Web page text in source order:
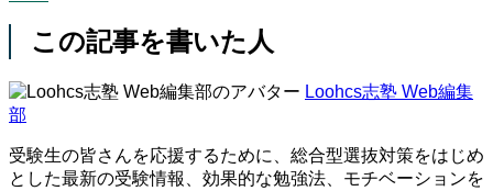
この記事を書いた人
Loohcs志塾 Web編集
部
受験生の皆さんを応援するために、総合型選抜対策をはじめ
とした最新の受験情報、効果的な勉強法、モチベーションを